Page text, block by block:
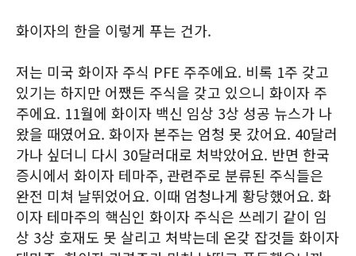
화이자의 한을 이렇게 푸는 건가.
저는 미국 화이자 주식 PFE 주주에요. 비록 1주 갖고
있기는 하지만 어쨌든 주식을 갖고 있으니 화이자 주
주에요. 11월에 화이자 백신 임상 3상 성공 뉴스가 나
왔을 때였어요. 화이자 본주는 엄청 못 갔어요. 40달러
가나 싶더니 다시 30달러대로 처박았어요. 반면 한국
증시에서 화이자 테마주, 관련주로 분류된 주식들은
완전 미쳐 날뛰었어요. 이때 엄청나게 황당했어요. 화
이자 테마주의 핵심인 화이자 주식은 쓰레기 같이 임
상 3상 호재도 못 살리고 처박는데 온갖 잡것들 화이자